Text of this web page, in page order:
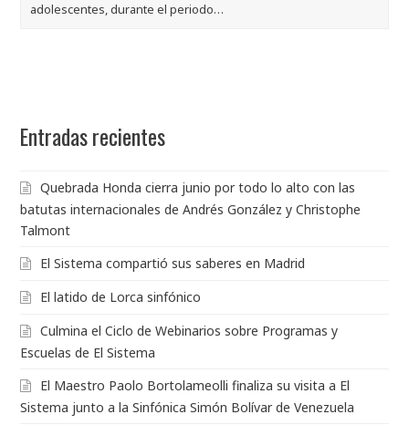
adolescentes, durante el periodo…
Entradas recientes
Quebrada Honda cierra junio por todo lo alto con las
batutas internacionales de Andrés González y Christophe
Talmont
El Sistema compartió sus saberes en Madrid
El latido de Lorca sinfónico
Culmina el Ciclo de Webinarios sobre Programas y
Escuelas de El Sistema
El Maestro Paolo Bortolameolli finaliza su visita a El
Sistema junto a la Sinfónica Simón Bolívar de Venezuela